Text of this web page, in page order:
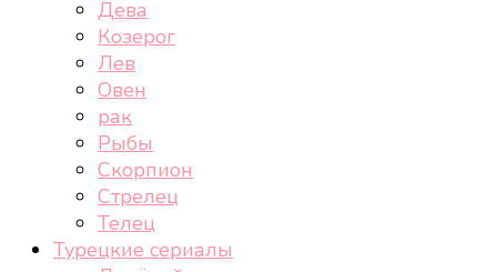
Дева
Козерог
Лев
Овен
рак
Рыбы
Скорпион
Стрелец
Телец
Турецкие сериалы